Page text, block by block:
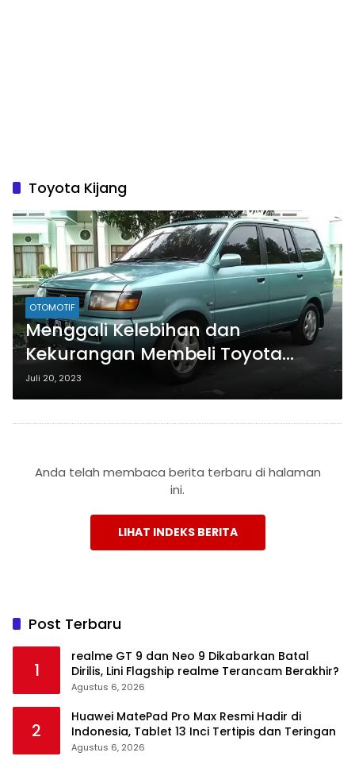
Toyota Kijang
OTOMOTIF
Menggali Kelebihan dan
Kekurangan Membeli Toyota
Kijang Kapsul Bekas: Terungkap
Rahasia Tak Terduga
Juli 20, 2023
Anda telah membaca berita terbaru di halaman
ini.
LIHAT INDEKS BERITA
Post Terbaru
1
realme GT 9 dan Neo 9 Dikabarkan Batal
Dirilis, Lini Flagship realme Terancam Berakhir?
Agustus 6, 2026
2
Huawei MatePad Pro Max Resmi Hadir di
Indonesia, Tablet 13 Inci Tertipis dan Teringan
Agustus 6, 2026